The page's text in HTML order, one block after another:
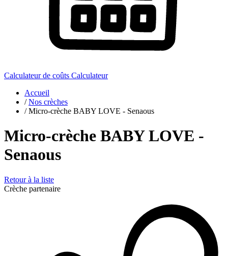
Calculateur de coûts Calculateur
Accueil
/ Nos crèches
/ Micro-crèche BABY LOVE - Senaous
Micro-crèche BABY LOVE -
Senaous
Retour à la liste
Crèche partenaire